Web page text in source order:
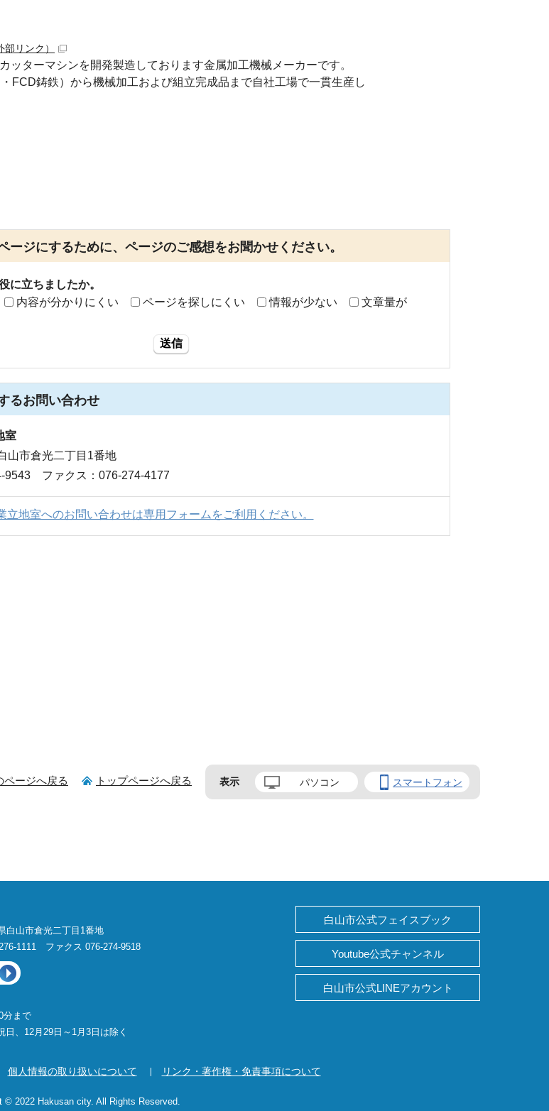
部リンク）
ッターマシンを開発製造しております金属加工機械メーカーです。
FCD鋳鉄）から機械加工および組立完成品まで自社工場で一貫生産し
ージにするために、ページのご感想をお聞かせください。
に立ちましたか。
内容が分かりにくい ページを探しにくい 情報が少ない
文章量が
送信
るお問い合わせ
室
市倉光二丁目1番地
9543 ファクス：076-274-4177
立地室へのお問い合わせは専用フォームをご利用ください。
ページへ戻る トップページへ戻る 表示 パソコン スマートフォン
山市倉光二丁目1番地
1111 ファクス 076-274-9518
分まで
日、12月29日～1月3日は除く
白山市公式フェイスブック
Youtube公式チャンネル
白山市公式LINEアカウント
個人情報の取り扱いについて リンク・著作権・免責事項について
© 2022 Hakusan city. All Rights Reserved.